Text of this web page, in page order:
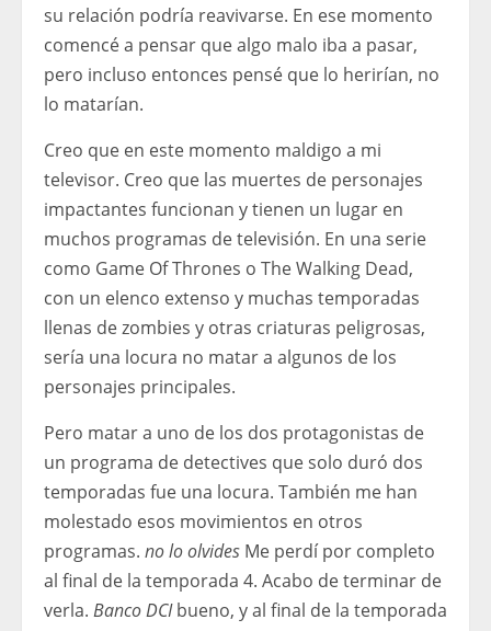
su relación podría reavivarse. En ese momento
comencé a pensar que algo malo iba a pasar,
pero incluso entonces pensé que lo herirían, no
lo matarían.
Creo que en este momento maldigo a mi
televisor. Creo que las muertes de personajes
impactantes funcionan y tienen un lugar en
muchos programas de televisión. En una serie
como Game Of Thrones o The Walking Dead,
con un elenco extenso y muchas temporadas
llenas de zombies y otras criaturas peligrosas,
sería una locura no matar a algunos de los
personajes principales.
Pero matar a uno de los dos protagonistas de
un programa de detectives que solo duró dos
temporadas fue una locura. También me han
molestado esos movimientos en otros
programas. no lo olvides Me perdí por completo
al final de la temporada 4. Acabo de terminar de
verla. Banco DCIbueno, y al final de la temporada